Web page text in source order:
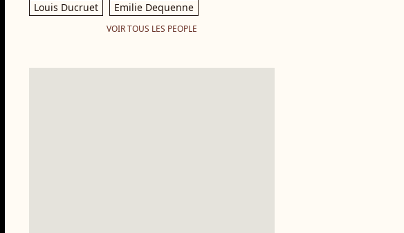
Louis Ducruet
Emilie Dequenne
VOIR TOUS LES PEOPLE